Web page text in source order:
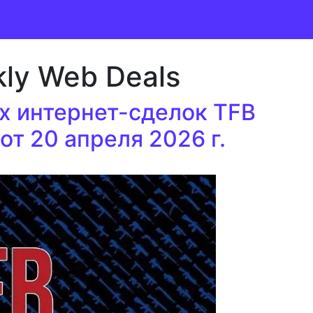
Web Deals
сделок TFB
20 апреля 2026 г.